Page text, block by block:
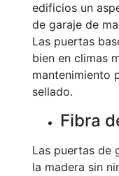
edificios un
de garaje de
Las puertas
bien en climas
mantenimiento
sellado.
Fibra
Las puertas de
la madera sin